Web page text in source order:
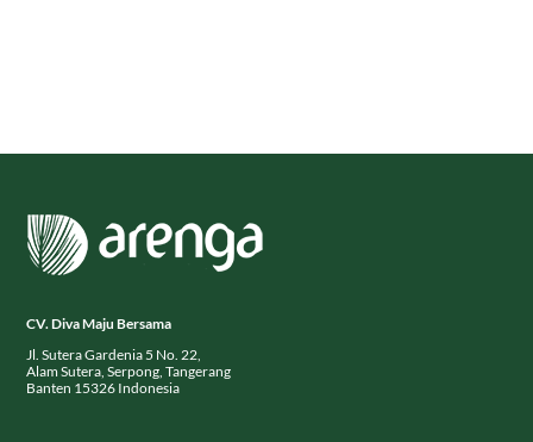
CV. Diva Maju Bersama
Jl. Sutera Gardenia 5 No. 22,
Alam Sutera, Serpong, Tangerang
Banten 15326 Indonesia